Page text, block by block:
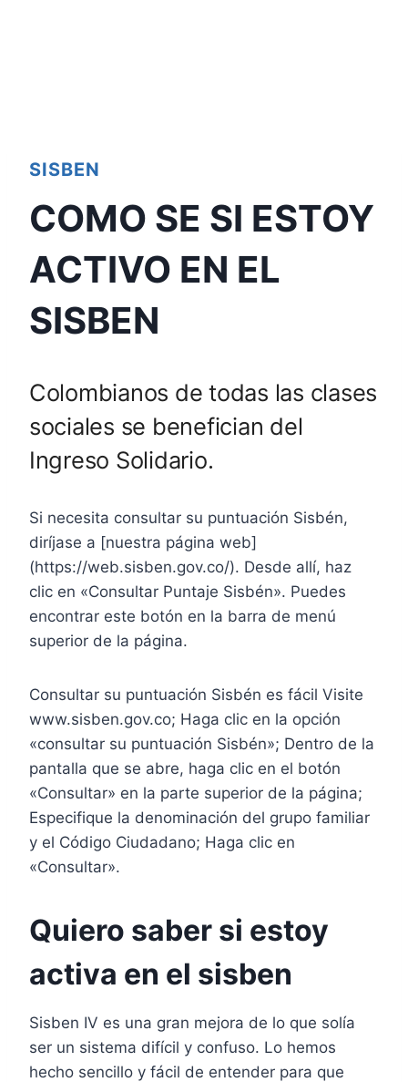
SISBEN
COMO SE SI ESTOY
ACTIVO EN EL
SISBEN
Colombianos de todas las clases
sociales se benefician del
Ingreso Solidario.
Si necesita consultar su puntuación Sisbén,
diríjase a [nuestra página web]
(https://web.sisben.gov.co/). Desde allí, haz
clic en «Consultar Puntaje Sisbén». Puedes
encontrar este botón en la barra de menú
superior de la página.
Consultar su puntuación Sisbén es fácil Visite
www.sisben.gov.co; Haga clic en la opción
«consultar su puntuación Sisbén»; Dentro de la
pantalla que se abre, haga clic en el botón
«Consultar» en la parte superior de la página;
Especifique la denominación del grupo familiar
y el Código Ciudadano; Haga clic en
«Consultar».
Quiero saber si estoy
activa en el sisben
Sisben IV es una gran mejora de lo que solía
ser un sistema difícil y confuso. Lo hemos
hecho sencillo y fácil de entender para que